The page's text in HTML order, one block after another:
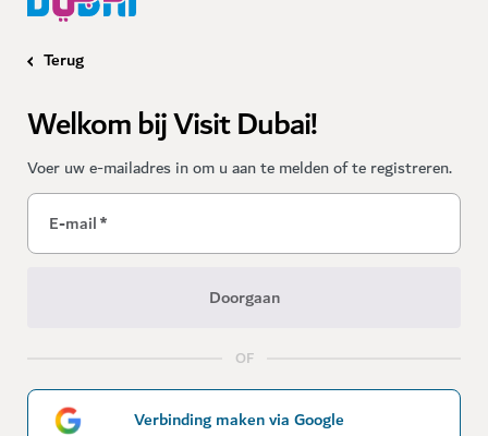
Terug
Welkom bij Visit Dubai!
Voer uw e-mailadres in om u aan te melden of te registreren.
E-mail*
Doorgaan
OF
Verbinding maken via Google